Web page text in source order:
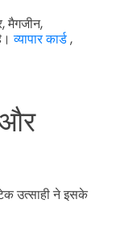
मैगजीन,
व्यापार कार्ड,
उत्साही ने इसके